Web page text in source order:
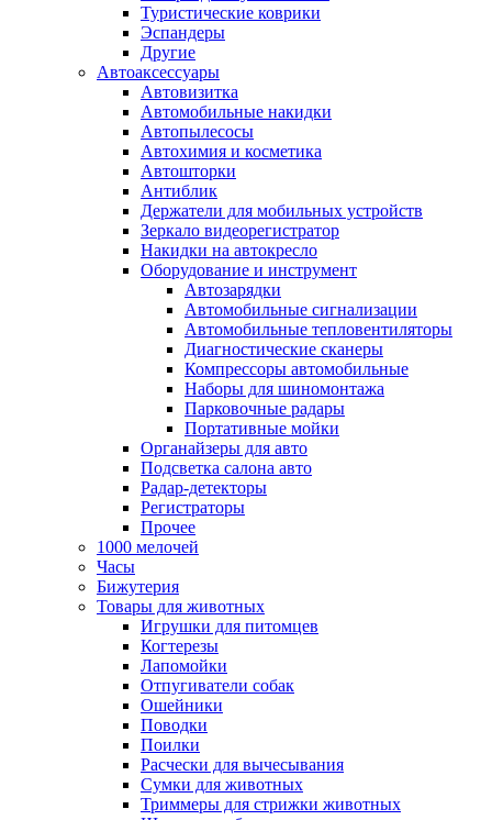
Туристические коврики
Эспандеры
Другие
Автоаксессуары
Автовизитка
Автомобильные накидки
Автопылесосы
Автохимия и косметика
Автошторки
Антиблик
Держатели для мобильных устройств
Зеркало видеорегистратор
Накидки на автокресло
Оборудование и инструмент
Автозарядки
Автомобильные сигнализации
Автомобильные тепловентиляторы
Диагностические сканеры
Компрессоры автомобильные
Наборы для шиномонтажа
Парковочные радары
Портативные мойки
Органайзеры для авто
Подсветка салона авто
Радар-детекторы
Регистраторы
Прочее
1000 мелочей
Часы
Бижутерия
Товары для животных
Игрушки для питомцев
Когтерезы
Лапомойки
Отпугиватели собак
Ошейники
Поводки
Поилки
Расчески для вычесывания
Сумки для животных
Триммеры для стрижки животных